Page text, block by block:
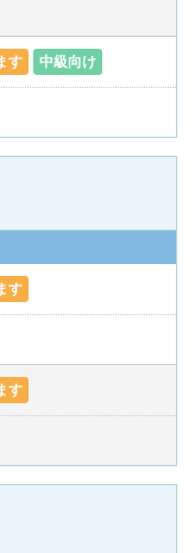
す 中級向け
す
す